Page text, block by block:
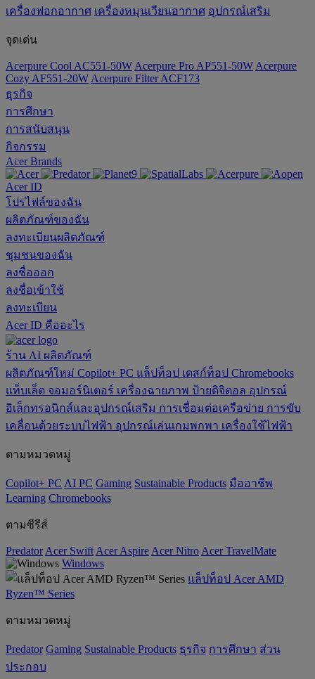
เครื่องฟอกอากาศ เครื่องหมุนเวียนอากาศ อุปกรณ์เสริม
จุดเด่น
Acerpure Cool AC551-50W Acerpure Pro AP551-50W Acerpure
Cozy AF551-20W Acerpure Filter ACF173
ธุรกิจ
การศึกษา
การสนับสนุน
กิจกรรม
Acer Brands
Acer ID
โปรไฟล์ของฉัน
ผลิตภัณฑ์ของฉัน
ลงทะเบียนผลิตภัณฑ์
ชุมชนของฉัน
ลงชื่อออก
ลงชื่อเข้าใช้
ลงทะเบียน
Acer ID คืออะไร
ร้าน AI ผลิตภัณฑ์
ผลิตภัณฑ์ใหม่ Copilot+ PC แล็ปท็อป เดสก์ท็อป Chromebooks
แท็บเล็ต จอมอร์นิเตอร์ เครื่องฉายภาพ ป้ายดิจิตอล อุปกรณ์
อิเล็กทรอนิกส์และอุปกรณ์เสริม การเชื่อมต่อเครือข่าย การขับ
เคลื่อนด้วยระบบไฟฟ้า อุปกรณ์เล่นเกมพกพา เครื่องใช้ไฟฟ้า
ตามหมวดหมู่
Copilot+ PC AI PC Gaming ‌Sustainable Products มืออาชีพ
‌Learning Chromebooks
ตามซีรีส์
Predator Acer Swift Acer Aspire Acer Nitro Acer TravelMate
Windows
แล็ปท็อป Acer AMD
Ryzen™ Series
ตามหมวดหมู่
Predator Gaming ‌Sustainable Products ธุรกิจ การศึกษา ส่วน
ประกอบ